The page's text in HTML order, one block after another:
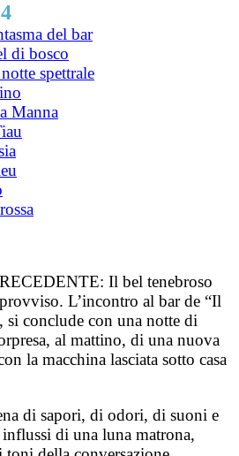
del bar
di bosco
spettrale
Manna
Il bel tenebroso
L’incontro al bar de “Il
si conclude con una notte di
al mattino, di una nuova
la macchina lasciata sotto casa
di sapori, di odori, di suoni e
di una luna matrona,